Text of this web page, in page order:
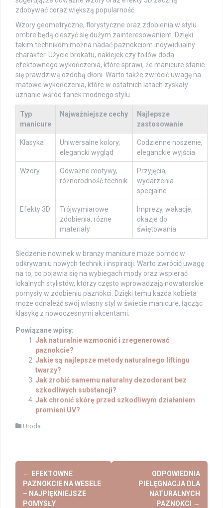
zdobywać coraz większą popularność.
Wzory geometryczne, florystyczne oraz zdobienia w stylu
ombre będą cieszyć się dużym zainteresowaniem. Dzięki
takim technikom można nadać paznokciom indywidualny
charakter. Użycie brokatu, naklejek czy foilów doda
efektownego wykończenia, które sprawi, że manicure stanie
się prawdziwą ozdobą dłoni. Warto także zwrócić uwagę na
matowe wykończenia, które w ostatnich latach zyskały
uznanie wśród fanek modnego stylu.
Typ
manicure
Najważniejsze cechy
Najlepsze
zastosowanie
Klasyka
Uniwersalne kolory,
elegancki wygląd
Codzienne noszenie,
eleganckie wyjścia
Wzory
Odważne motywy,
różnorodność technik
Przyjęcia,
wydarzenia
specjalne
Efekty 3D
Trójwymiarowe
zdobienia, różne
materiały
Imprezy, wakacje,
okazje do
świętowania
Śledzenie nowinek w branży manicure może pomóc w
odkrywaniu nowych technik i inspiracji. Warto zwrócić uwagę
na to, co pojawia się na wybiegach mody oraz wspierać
lokalnych stylistów, którzy często wprowadzają nowatorskie
pomysły w zdobieniu paznokci. Dzięki temu każda kobieta
może odnaleźć swój własny styl w świecie manicure, łącząc
klasykę z nowoczesnymi akcentami.
Powiązane wpisy:
Jak naturalnie wzmocnić i zregenerować
paznokcie?
Jakie są najlepsze metody naturalnego liftingu
twarzy?
Jak zrobić samemu naturalny dezodorant bez
szkodliwych substancji?
Jak chronić skórę przed szkodliwym działaniem
promieni UV?
Uroda
Post
navigation
← EFEKTOWNE
PAZNOKCIE NA WESELE
– NAJPIĘKNIEJSZE
POMYSŁY
ODPOWIEDNIA
PIELĘGNACJA DLA
NATURALNYCH
PAZNOKCI
→